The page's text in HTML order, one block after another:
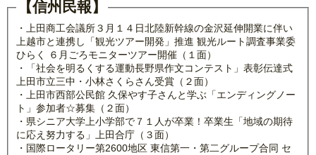
【信州民報】
・上田商工会議所３月１４日北陸新幹線の金沢延伸開業に伴い
上越市と連携し「観光ツアー開発」推進 観光ルート調査事業委
ひらく ６月ごろモニターツアー開催（１面）
・「社会を明るくする運動長野県作文コンテスト」表彰伝達式
上田市立三中・小林さくらさん受賞（２面）
・上田市西部公民館 久保やす子さんと学ぶ「エンディングノー
ト」参加者☆募集（２面）
・県シニア大学上小学部で７１人が卒業！卒業生「地域の期待
に応え努力する」上田合庁（３面）
・国際ロータリー第2600地区 東信第一・第二グループ合同 セ